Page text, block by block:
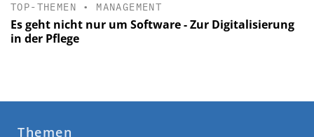
TOP-THEMEN • MANAGEMENT
Es geht nicht nur um Software - Zur Digitalisierung
in der Pflege
Themen